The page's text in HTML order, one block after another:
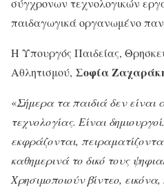
σύγχρονων τεχνολογικών
παιδαγωγικά οργανωμένο
Η Υπουργός Παιδείας,
Αθλητισμού, Σοφία
«Σήμερα τα παιδιά δεν είναι
τεχνολογίας. Είναι
εκφράζονται,
καθημερινά το δικό τους
Χρησιμοποιούν βίντεο,